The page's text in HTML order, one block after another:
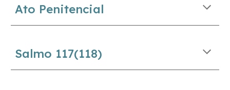
Ato Penitencial
Salmo 117(118)